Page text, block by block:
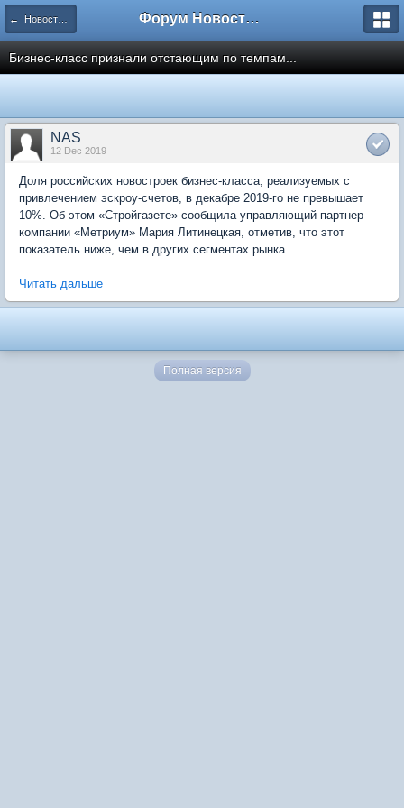
← Новости рынка недвижимости Форум Новостройки
Бизнес-класс признали отстающим по темпам...
NAS
12 Dec 2019
Доля российских новостроек бизнес-класса, реализуемых с
привлечением эскроу-счетов, в декабре 2019-го не превышает
10%. Об этом «Стройгазете» сообщила управляющий партнер
компании «Метриум» Мария Литинецкая, отметив, что этот
показатель ниже, чем в других сегментах рынка.
Читать дальше
Полная версия